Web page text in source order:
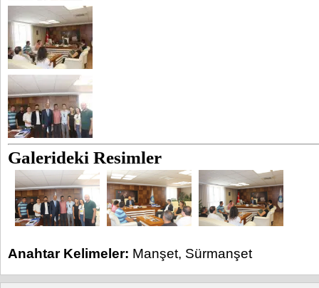
Galerideki Resimler
Anahtar Kelimeler: Manşet, Sürmanşet